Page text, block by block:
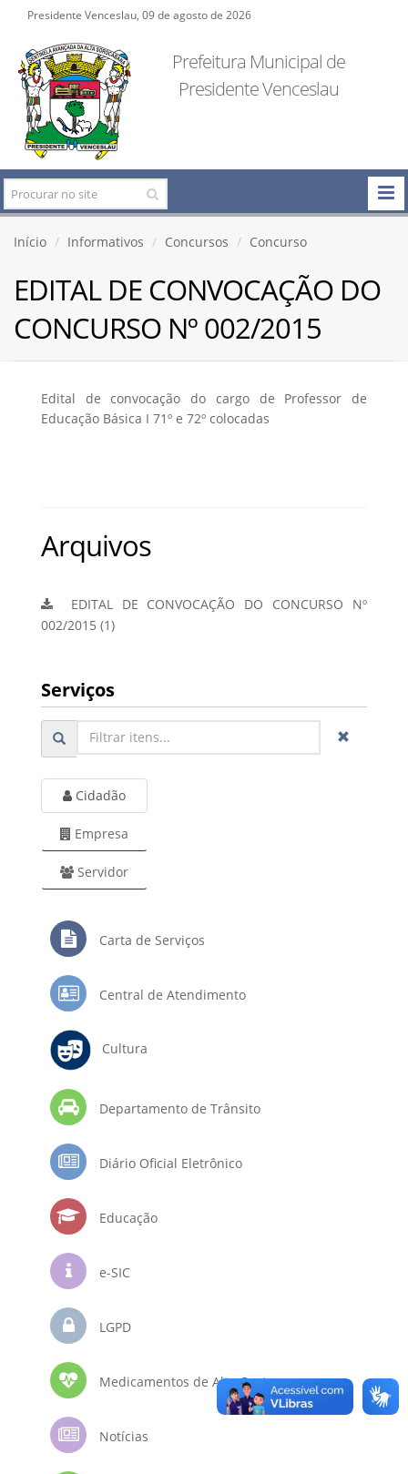
Presidente Venceslau, 09 de agosto de 2026
Prefeitura Municipal de
Presidente Venceslau
Início Informativos Concursos Concurso
EDITAL DE CONVOCAÇÃO DO
CONCURSO Nº 002/2015
Edital de convocação do cargo de Professor de
Educação Básica I 71º e 72º colocadas
Arquivos
EDITAL DE CONVOCAÇÃO DO CONCURSO Nº
002/2015 (1)
Serviços
Cidadão
Empresa
Servidor
Carta de Serviços
Central de Atendimento
Cultura
Departamento de Trânsito
Diário Oficial Eletrônico
Educação
e-SIC
LGPD
Medicamentos de Alto Custo
Notícias